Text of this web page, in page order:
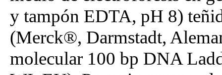
y tampón EDTA, pH 8)
(Merck®, Darmstadt,
molecular 100 bp DNA